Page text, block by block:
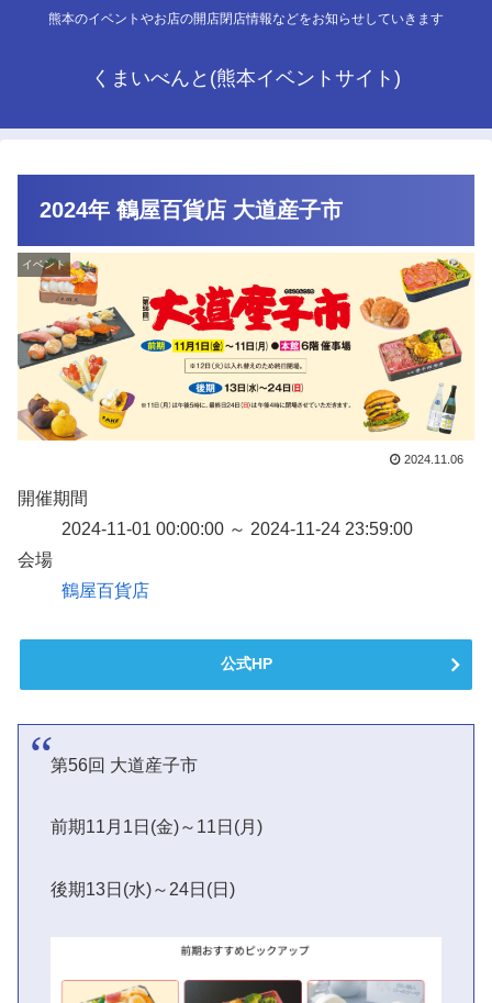
熊本のイベントやお店の開店閉店情報などをお知らせしていきます
くまいべんと(熊本イベントサイト)
2024年 鶴屋百貨店 大道産子市
イベント
2024.11.06
開催期間
2024-11-01 00:00:00 ～ 2024-11-24 23:59:00
会場
鶴屋百貨店
公式HP
第56回 大道産子市
前期11月1日(金)～11日(月)
後期13日(水)～24日(日)